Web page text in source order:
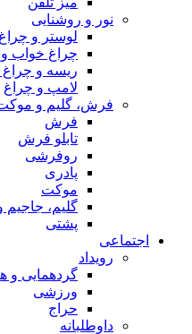
نور و روشنایی
لوستر و چراغ
چراغ خواب و
ریسه و چراغ
لامپ و چراغ
فرش، گلیم و
فرش
تابلو فرش
روفرشی
پادری
موکت
گلیم، جاجیم
پشتی
اجتماعی
رویداد
گردهمایی و
ورزشی
حراج
داوطلبانه